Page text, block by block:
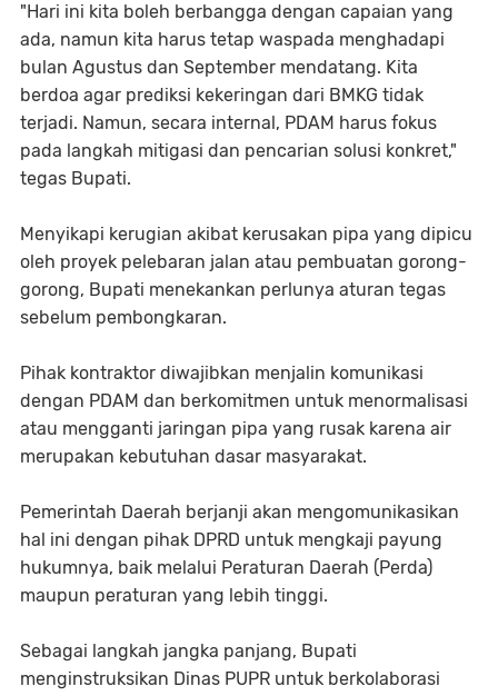
​"Hari ini kita boleh berbangga dengan capaian yang
ada, namun kita harus tetap waspada menghadapi
bulan Agustus dan September mendatang. Kita
berdoa agar prediksi kekeringan dari BMKG tidak
terjadi. Namun, secara internal, PDAM harus fokus
pada langkah mitigasi dan pencarian solusi konkret,"
tegas Bupati.
​Menyikapi kerugian akibat kerusakan pipa yang dipicu
oleh proyek pelebaran jalan atau pembuatan gorong-
gorong, Bupati menekankan perlunya aturan tegas
sebelum pembongkaran.
Pihak kontraktor diwajibkan menjalin komunikasi
dengan PDAM dan berkomitmen untuk menormalisasi
atau mengganti jaringan pipa yang rusak karena air
merupakan kebutuhan dasar masyarakat.
Pemerintah Daerah berjanji akan mengomunikasikan
hal ini dengan pihak DPRD untuk mengkaji payung
hukumnya, baik melalui Peraturan Daerah (Perda)
maupun peraturan yang lebih tinggi.
​Sebagai langkah jangka panjang, Bupati
menginstruksikan Dinas PUPR untuk berkolaborasi